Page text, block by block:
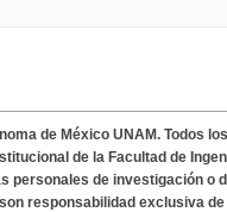
de México UNAM. Todos
de la Facultad de
de investigación o
responsabilidad exclusiva